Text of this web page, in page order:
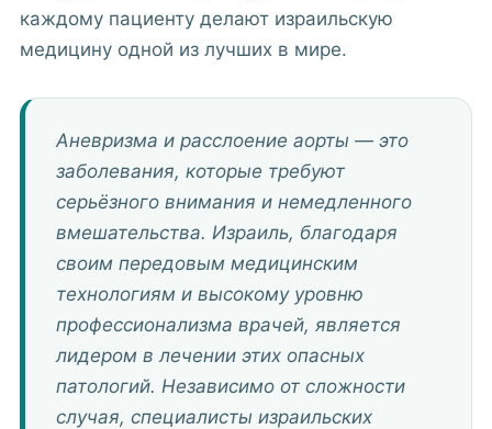
каждому пациенту делают израильскую
медицину одной из лучших в мире.
Аневризма и расслоение аорты — это
заболевания, которые требуют
серьёзного внимания и немедленного
вмешательства. Израиль, благодаря
своим передовым медицинским
технологиям и высокому уровню
профессионализма врачей, является
лидером в лечении этих опасных
патологий. Независимо от сложности
случая, специалисты израильских